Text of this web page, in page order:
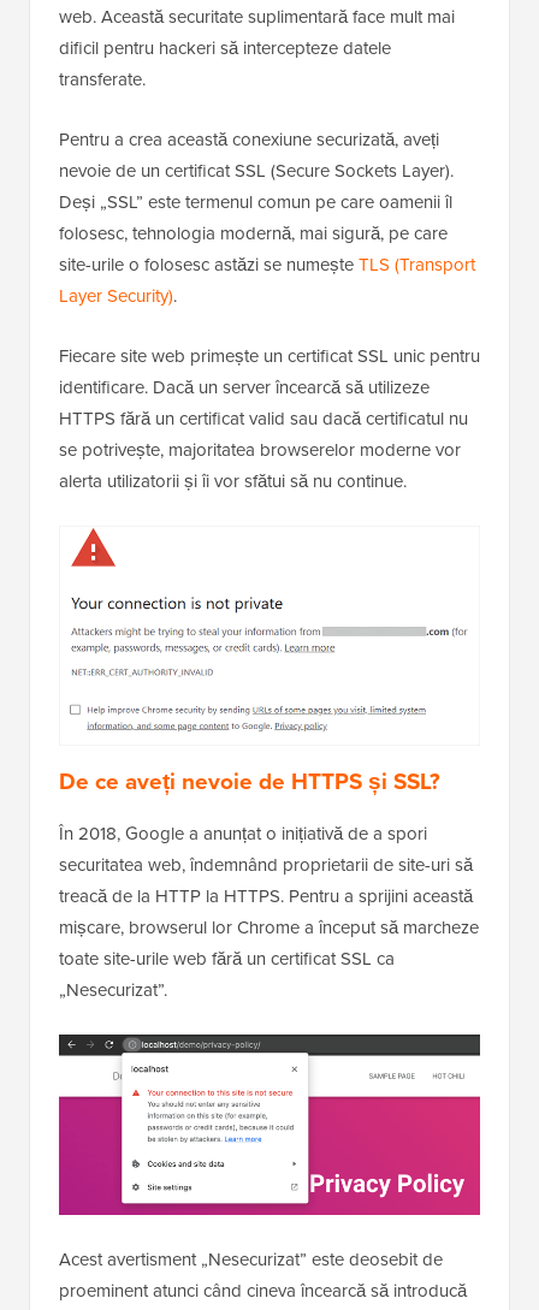
web. Această securitate suplimentară face mult mai
dificil pentru hackeri să intercepteze datele
transferate.
Pentru a crea această conexiune securizată, aveți
nevoie de un certificat SSL (Secure Sockets Layer).
Deși „SSL” este termenul comun pe care oamenii îl
folosesc, tehnologia modernă, mai sigură, pe care
site-urile o folosesc astăzi se numeșteTLS (Transport
Layer Security).
Fiecare site web primește un certificat SSL unic pentru
identificare. Dacă un server încearcă să utilizeze
HTTPS fără un certificat valid sau dacă certificatul nu
se potrivește, majoritatea browserelor moderne vor
alerta utilizatorii și îi vor sfătui să nu continue.
De ce aveți nevoie de HTTPS și SSL?
În 2018, Google a anunțat o inițiativă de a spori
securitatea web, îndemnând proprietarii de site-uri să
treacă de la HTTP la HTTPS. Pentru a sprijini această
mișcare, browserul lor Chrome a început să marcheze
toate site-urile web fără un certificat SSL ca
„Nesecurizat”.
Acest avertisment „Nesecurizat” este deosebit de
proeminent atunci când cineva încearcă să introducă